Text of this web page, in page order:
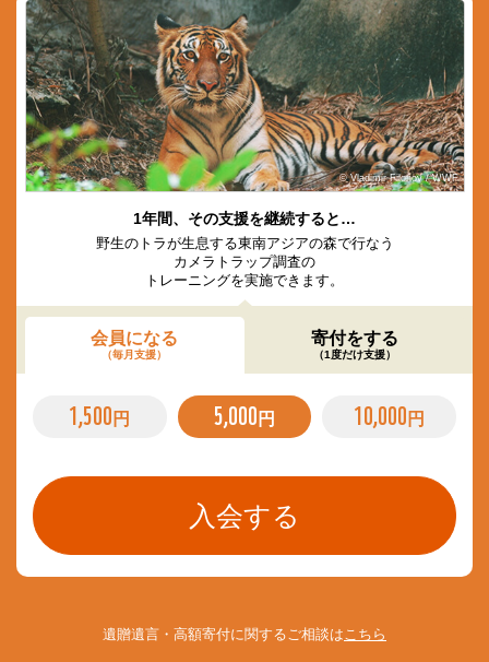
© Vladimir Filonov / WWF
1年間、その支援を継続すると…
野生のトラが生息する東南アジアの森で行なう
カメラトラップ調査の
トレーニングを実施できます。
会員になる
（毎月支援）
寄付をする
（1度だけ支援）
1,500 円 5,000 円 10,000 円
遺贈遺言・高額寄付に関するご相談はこちら